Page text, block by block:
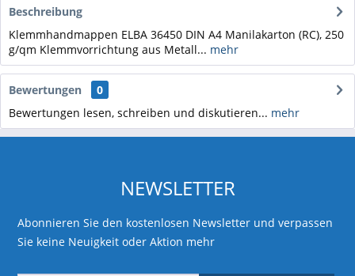
Beschreibung
Klemmhandmappen ELBA 36450 DIN A4 Manilakarton (RC), 250
g/qm Klemmvorrichtung aus Metall... mehr
Bewertungen
0
Bewertungen lesen, schreiben und diskutieren... mehr
NEWSLETTER
Abonnieren Sie den kostenlosen Newsletter und verpassen
Sie keine Neuigkeit oder Aktion mehr